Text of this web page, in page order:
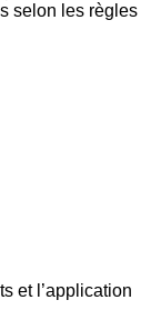
selon les règles
et l’application